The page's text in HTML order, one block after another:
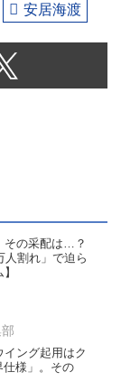
安居海渡
その采配は…？
人割れ」で迫ら
イング起用はク
仕様」。その